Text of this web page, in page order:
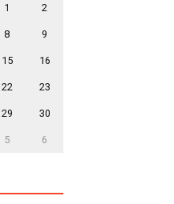
1 2
8 9
15 16
22 23
29 30
5 6